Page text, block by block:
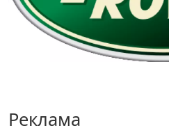
Реклама